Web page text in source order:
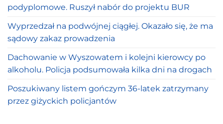
podyplomowe. Ruszył nabór do projektu BUR
Wyprzedzał na podwójnej ciągłej. Okazało się, że ma
sądowy zakaz prowadzenia
Dachowanie w Wyszowatem i kolejni kierowcy po
alkoholu. Policja podsumowała kilka dni na drogach
Poszukiwany listem gończym 36-latek zatrzymany
przez giżyckich policjantów